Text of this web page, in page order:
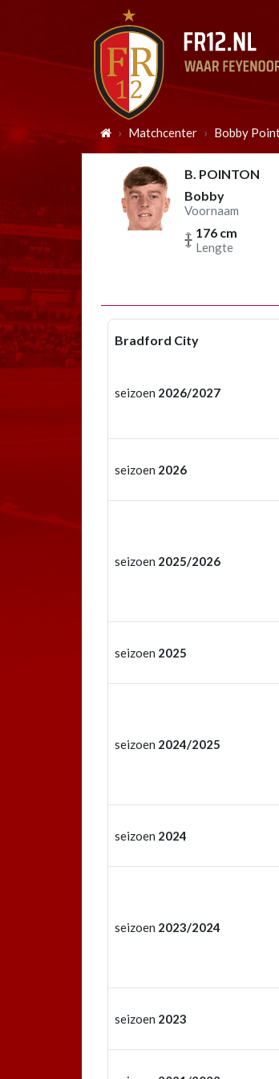
Matchcenter Bobby
B. POINTON
Bobby
Voornaam
176 cm
Lengte
Bradford City
seizoen 2026/2027
seizoen 2026
seizoen 2025/2026
seizoen 2025
seizoen 2024/2025
seizoen 2024
seizoen 2023/2024
seizoen 2023